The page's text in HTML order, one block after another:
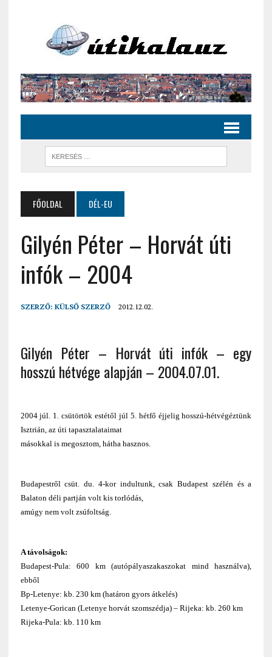
FŐOLDAL DÉL-EU
Gilyén Péter – Horvát úti
infók – 2004
SZERZŐ: KÜLSŐ SZERZŐ 2012.12.02.
Gilyén Péter – Horvát úti infók – egy
hosszú hétvége alapján – 2004.07.01.
2004 júl. 1. csütörtök estétől júl 5. hétfő éjjelig hosszú-hétvégéztünk
Isztrián, az úti tapasztalataimat
másokkal is megosztom, hátha hasznos.
Budapestről csüt. du. 4-kor indultunk, csak Budapest szélén és a
Balaton déli partján volt kis torlódás,
amúgy nem volt zsúfoltság.
A távolságok:
Budapest-Pula: 600 km (autópályaszakaszokat mind használva),
ebből
Bp-Letenye: kb. 230 km (határon gyors átkelés)
Letenye-Gorican (Letenye horvát szomszédja) – Rijeka: kb. 260 km
Rijeka-Pula: kb. 110 km